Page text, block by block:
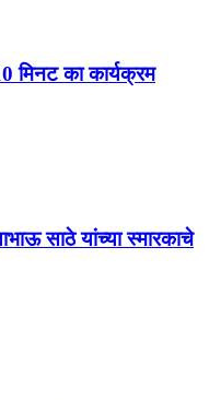
मिनट का कार्यक्रम
साठे यांच्या स्मारकाचे